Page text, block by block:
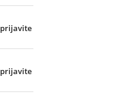
prijavite
prijavite